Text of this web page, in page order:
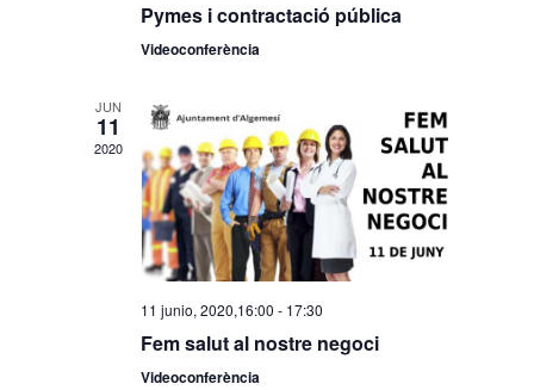
Pymes i contractació pública
Videoconferència
JUN
11
2020
11 junio, 2020,16:00 - 17:30
Fem salut al nostre negoci
Videoconferència